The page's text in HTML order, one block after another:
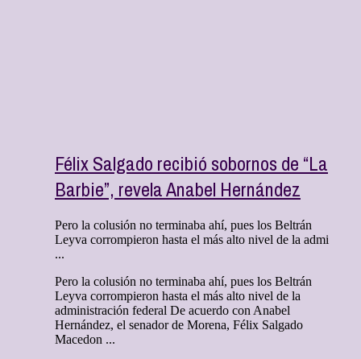
Félix Salgado recibió sobornos de “La
Barbie”, revela Anabel Hernández
Pero la colusión no terminaba ahí, pues los Beltrán
Leyva corrompieron hasta el más alto nivel de la admi
...
Pero la colusión no terminaba ahí, pues los Beltrán
Leyva corrompieron hasta el más alto nivel de la
administración federal De acuerdo con Anabel
Hernández, el senador de Morena, Félix Salgado
Macedon ...